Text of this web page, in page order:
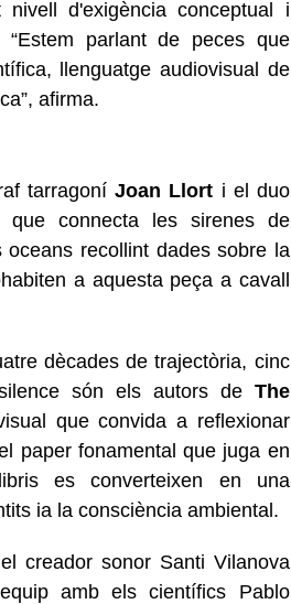
nivell d'exigència conceptual i
“Estem parlant de peces que
llenguatge audiovisual de
afirma.
tarragoníJoan Llort i el duo
connecta les sirenes de
recollint dades sobre la
a aquesta peça a cavall
dècades de trajectòria, cinc
són els autors deThe
que convida a reflexionar
paper fonamental que juga en
es converteixen en una
ia la consciència ambiental.
creador sonor Santi Vilanova
amb els científics Pablo